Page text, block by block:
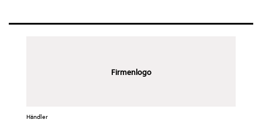
Firmenlogo
Händler